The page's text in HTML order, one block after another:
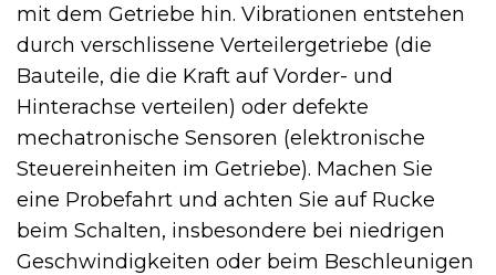
mit dem Getriebe hin. Vibrationen entstehen
durch verschlissene Verteilergetriebe (die
Bauteile, die die Kraft auf Vorder- und
Hinterachse verteilen) oder defekte
mechatronische Sensoren (elektronische
Steuereinheiten im Getriebe). Machen Sie
eine Probefahrt und achten Sie auf Rucke
beim Schalten, insbesondere bei niedrigen
Geschwindigkeiten oder beim Beschleunigen